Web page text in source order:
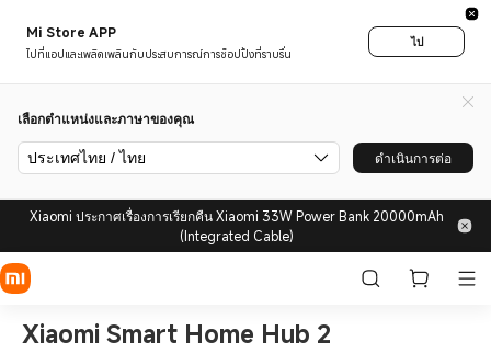
Mi Store APP
ไปที่แอปและเพลิดเพลินกับประสบการณ์การช็อปปิ้งที่ราบรื่น
ไป
เลือกตำแหน่งและภาษาของคุณ
ประเทศไทย / ไทย ดำเนินการต่อ
Xiaomi ประกาศเรื่องการเรียกคืน Xiaomi 33W Power Bank 20000mAh
(Integrated Cable)
Xiaomi Smart Home Hub 2